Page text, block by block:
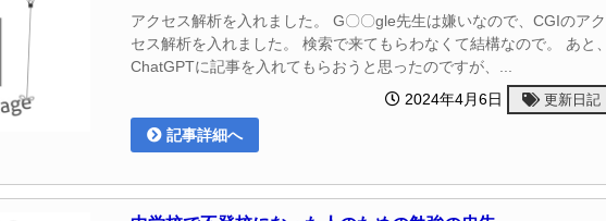
アクセス解析を入れました。 G〇〇gle先生は嫌いなので、CGIのアク
セス解析を入れました。 検索で来てもらわなくて結構なので。 あと、
ChatGPTに記事を入れてもらおうと思ったのですが、...
2024年4月6日
更新日記
記事詳細へ